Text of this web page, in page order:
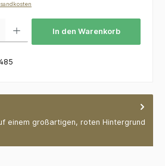
In den Warenkorb
einem großartigen, roten Hintergrund